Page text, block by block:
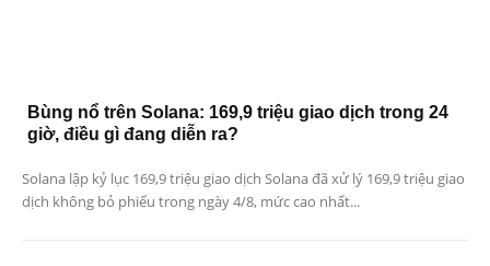
Bùng nổ trên Solana: 169,9 triệu giao dịch trong 24
giờ, điều gì đang diễn ra?
Solana lập kỷ lục 169,9 triệu giao dịch Solana đã xử lý 169,9 triệu giao
dịch không bỏ phiếu trong ngày 4/8, mức cao nhất...